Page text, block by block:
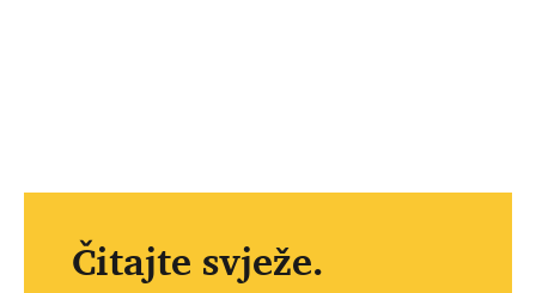
Čitajte svježe.